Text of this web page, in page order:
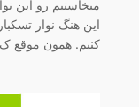
میخاستیم رو این
کنیم. همون موقع ک